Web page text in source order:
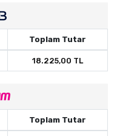
Toplam Tutar
18.225,00 TL
Toplam Tutar